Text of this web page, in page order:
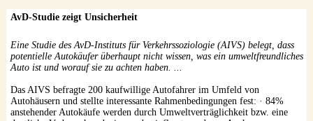
AvD-Studie zeigt Unsicherheit
Eine Studie des AvD-Instituts für Verkehrssoziologie (AIVS) belegt, dass
potentielle Autokäufer überhaupt nicht wissen, was ein umweltfreundliches
Auto ist und worauf sie zu achten haben. ...
Das AIVS befragte 200 kaufwillige Autofahrer im Umfeld von
Autohäusern und stellte interessante Rahmenbedingungen fest: · 84%
anstehender Autokäufe werden durch Umweltverträglichkeit bzw. eine